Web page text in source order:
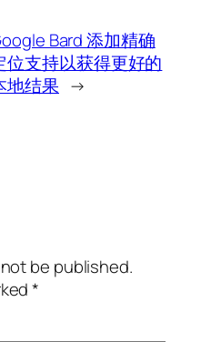
Bard 添加精确
位支持以获得更好的
地结果 →
be published.
*